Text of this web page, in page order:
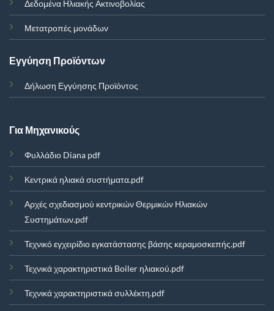
Δεδομένα Ηλιακής Ακτινοβολίας
Μετατροπές μονάδων
Εγγύηση Προϊόντων
Δήλωση Εγγύησης Προϊόντος
Για Μηχανικούς
Φυλλάδιο Diana pdf
Κεντρικά ηλιακά συστήματα.pdf
Αρχές σχεδιασμού κεντρικών Θερμικών Ηλιακών
Συστημάτων.pdf
Τεχνικό εγχειρίδιο εγκατάστασης βάσης κεραμοσκεπής.pdf
Τεχνικά χαρακτηριστικά Boiler ηλιακού.pdf
Τεχνικά χαρακτηριστικά συλλέκτη.pdf